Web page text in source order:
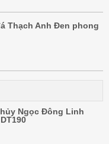
Thạch Anh Đen phong
Ngọc Đông Linh